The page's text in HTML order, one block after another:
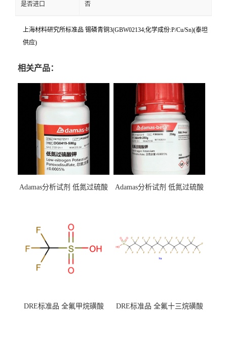
是否进口 否
上海材料研究所标准品 锡磷青铜3(GBW02134;化学成份:P/Cu/Sn)(泰坦
供应)
相关产品：
Adamas分析试剂 低氮过硫酸
（泰坦现货供应）
Adamas分析试剂 低氮过硫酸
DRE标准品 全氟甲烷磺酸
DRE标准品 全氟十三烷磺酸